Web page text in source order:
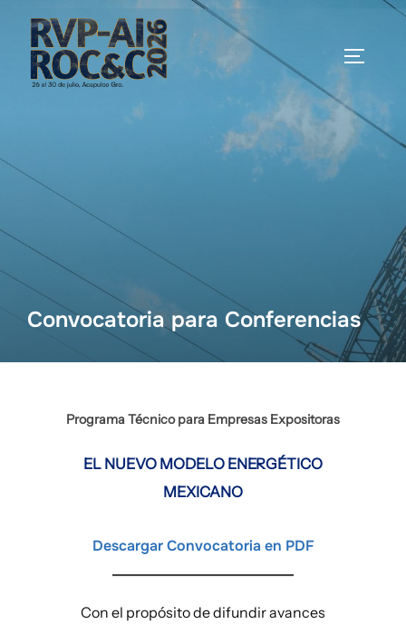
contenido
Convocatoria para Conferencias
Programa Técnico para Empresas Expositoras
EL NUEVO MODELO ENERGÉTICO
MEXICANO
Descargar Convocatoria en PDF
Con el propósito de difundir avances